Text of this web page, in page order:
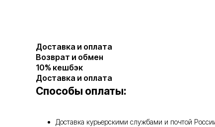
Доставка и оплата
Возврат и обмен
10% кешбэк
Доставка и оплата
Способы оплаты:
Доставка курьерскими службами и почтой